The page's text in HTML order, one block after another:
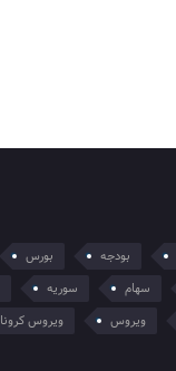
بودجه بورس
سهام سوریه
ویروس ویروس کرونا